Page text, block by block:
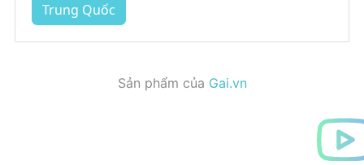
Trung Quốc
Sản phẩm của Gai.vn